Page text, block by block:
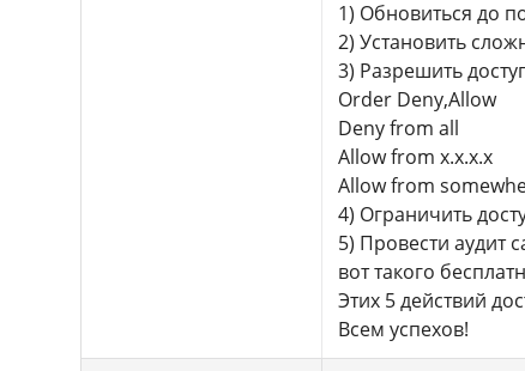
1) Обновиться до
2) Установить
3) Разрешить
Order Deny,Allow
Deny from all
Allow from x.x.x.x
Allow from
4) Ограничить
5) Провести аудит
вот такого
Этих 5 действий
Всем успехов!